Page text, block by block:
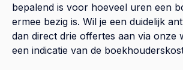
bepalend is voor hoeveel uren een
ermee bezig is. Wil je een duidelijk
dan direct drie offertes aan via onze
een indicatie van de